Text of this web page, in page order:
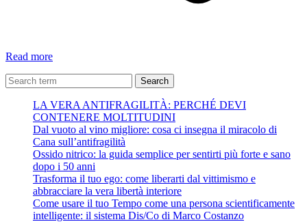
Read moreIl
perché
ancora
paura?
Search
LA VERA ANTIFRAGILITÀ: PERCHÉ DEVI
CONTENERE MOLTITUDINI
Dal vuoto al vino migliore: cosa ci insegna il miracolo di
Cana sull’antifragilità
Ossido nitrico: la guida semplice per sentirti più forte e sano
dopo i 50 anni
Trasforma il tuo ego: come liberarti dal vittimismo e
abbracciare la vera libertà interiore
Come usare il tuo Tempo come una persona scientificamente
intelligente: il sistema Dis/Co di Marco Costanzo